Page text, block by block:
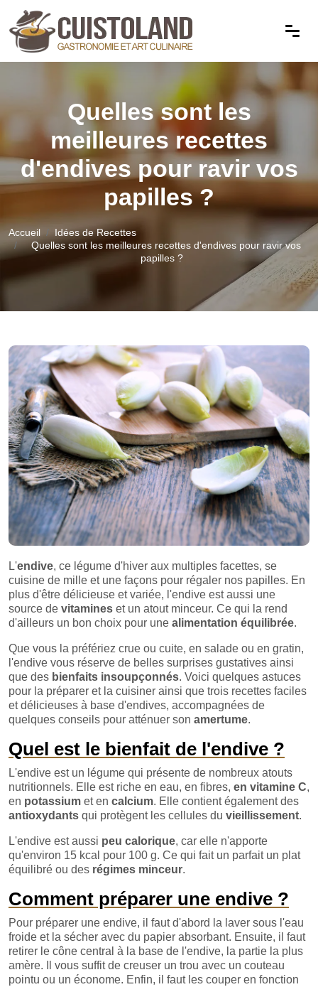
Quelles sont les
meilleures recettes
d'endives pour ravir vos
papilles ?
Accueil
Idées de Recettes
Quelles sont les meilleures recettes d'endives pour ravir vos
papilles ?
L'endive, ce légume d'hiver aux multiples facettes, se
cuisine de mille et une façons pour régaler nos papilles. En
plus d'être délicieuse et variée, l'endive est aussi une
source de vitamines et un atout minceur. Ce qui la rend
d'ailleurs un bon choix pour une alimentation équilibrée.
Que vous la préfériez crue ou cuite, en salade ou en gratin,
l'endive vous réserve de belles surprises gustatives ainsi
que des bienfaits insoupçonnés. Voici quelques astuces
pour la préparer et la cuisiner ainsi que trois recettes faciles
et délicieuses à base d'endives, accompagnées de
quelques conseils pour atténuer son amertume.
Quel est le bienfait de l'endive ?
L'endive est un légume qui présente de nombreux atouts
nutritionnels. Elle est riche en eau, en fibres, en vitamine C,
en potassium et en calcium. Elle contient également des
antioxydants qui protègent les cellules du vieillissement.
L'endive est aussi peu calorique, car elle n'apporte
qu'environ 15 kcal pour 100 g. Ce qui fait un parfait un plat
équilibré ou des régimes minceur.
Comment préparer une endive ?
Pour préparer une endive, il faut d'abord la laver sous l'eau
froide et la sécher avec du papier absorbant. Ensuite, il faut
retirer le cône central à la base de l'endive, la partie la plus
amère. Il vous suffit de creuser un trou avec un couteau
pointu ou un économe. Enfin, il faut les couper en fonction